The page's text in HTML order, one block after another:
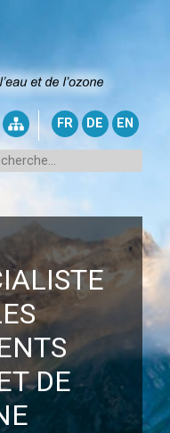
FR DE EN
DE